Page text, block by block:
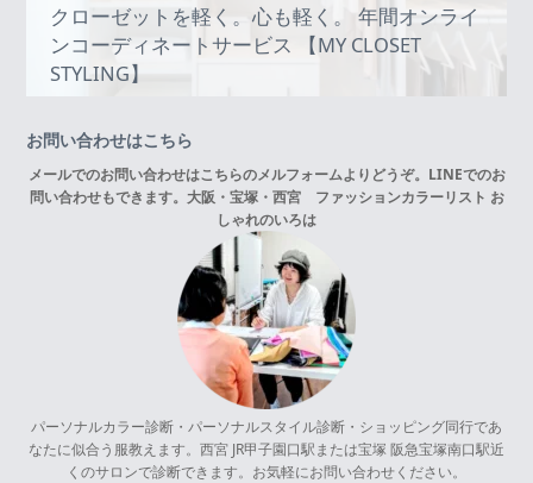
クローゼットを軽く。心も軽く。 年間オンライ
ンコーディネートサービス 【MY CLOSET
STYLING】
お問い合わせはこちら
メールでのお問い合わせはこちらのメルフォームよりどうぞ。LINEでのお
問い合わせもできます。 大阪・宝塚・西宮 ファッションカラーリスト お
しゃれのいろは
パーソナルカラー診断・パーソナルスタイル診断・ショッピング同行であ
なたに似合う服教えます。西宮 JR甲子園口駅または宝塚 阪急宝塚南口駅近
くのサロンで診断できます。お気軽にお問い合わせください。